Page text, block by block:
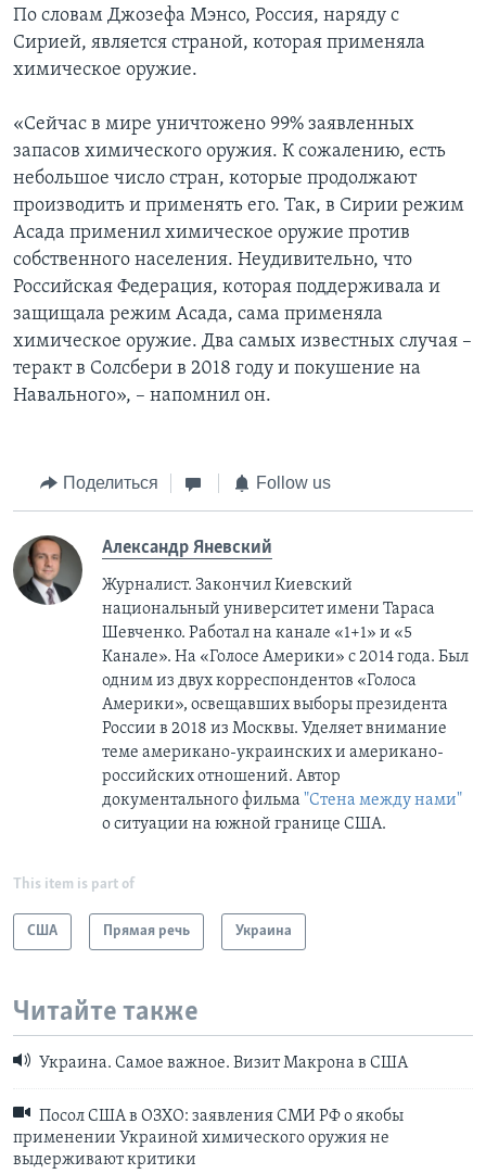
По словам Джозефа Мэнсо, Россия, наряду с
Сирией, является страной, которая применяла
химическое оружие.
«Сейчас в мире уничтожено 99% заявленных
запасов химического оружия. К сожалению, есть
небольшое число стран, которые продолжают
производить и применять его. Так, в Сирии режим
Асада применил химическое оружие против
собственного населения. Неудивительно, что
Российская Федерация, которая поддерживала и
защищала режим Асада, сама применяла
химическое оружие. Два самых известных случая –
теракт в Солсбери в 2018 году и покушение на
Навального», – напомнил он.
Поделиться Follow us
Александр Яневский
Журналист. Закончил Киевский
национальный университет имени Тараса
Шевченко. Работал на канале «1+1» и «5
Канале». На «Голосе Америки» с 2014 года. Был
одним из двух корреспондентов «Голоса
Америки», освещавших выборы президента
России в 2018 из Москвы. Уделяет внимание
теме американо-украинских и американо-
российских отношений. Автор
документального фильма "Стена между нами"
о ситуации на южной границе США.
This item is part of
США Прямая речь Украина
Читайте также
Украина. Самое важное. Визит Макрона в США
Посол США в ОЗХО: заявления СМИ РФ о якобы
применении Украиной химического оружия не
выдерживают критики